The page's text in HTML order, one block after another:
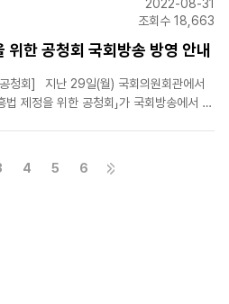
히고 있다"며 "한국 뮤지컬이..2022-08-31
조회수 18,663
위한 공청회 국회방송 방영 안내
청회]⠀지난 29일(월) 국회의원회관에서
법 제정을 위한 공청회」가 국회방송에서 방
4 5 6